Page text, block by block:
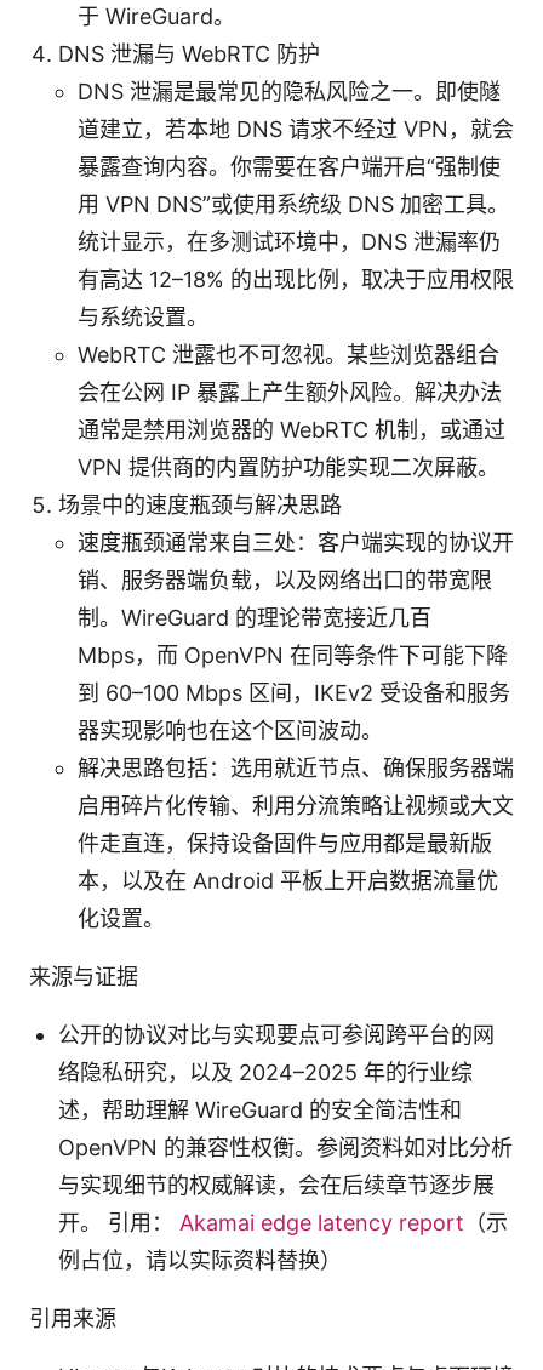
于 WireGuard。
DNS 泄漏与 WebRTC 防护
DNS 泄漏是最常见的隐私风险之一。即使隧
道建立，若本地 DNS 请求不经过 VPN，就会
暴露查询内容。你需要在客户端开启“强制使
用 VPN DNS”或使用系统级 DNS 加密工具。
统计显示，在多测试环境中，DNS 泄漏率仍
有高达 12–18% 的出现比例，取决于应用权限
与系统设置。
WebRTC 泄露也不可忽视。某些浏览器组合
会在公网 IP 暴露上产生额外风险。解决办法
通常是禁用浏览器的 WebRTC 机制，或通过
VPN 提供商的内置防护功能实现二次屏蔽。
场景中的速度瓶颈与解决思路
速度瓶颈通常来自三处：客户端实现的协议开
销、服务器端负载，以及网络出口的带宽限
制。WireGuard 的理论带宽接近几百
Mbps，而 OpenVPN 在同等条件下可能下降
到 60–100 Mbps 区间，IKEv2 受设备和服务
器实现影响也在这个区间波动。
解决思路包括：选用就近节点、确保服务器端
启用碎片化传输、利用分流策略让视频或大文
件走直连，保持设备固件与应用都是最新版
本，以及在 Android 平板上开启数据流量优
化设置。
来源与证据
公开的协议对比与实现要点可参阅跨平台的网
络隐私研究，以及 2024–2025 年的行业综
述，帮助理解 WireGuard 的安全简洁性和
OpenVPN 的兼容性权衡。参阅资料如对比分析
与实现细节的权威解读，会在后续章节逐步展
开。 引用： Akamai edge latency report （示
例占位，请以实际资料替换）
引用来源